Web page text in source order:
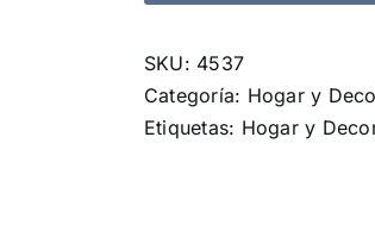
SKU: 4537
Categoría: Hogar y
Etiquetas: Hogar y